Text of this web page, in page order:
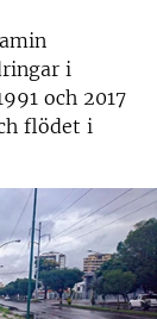
i
och 2017
flödet i